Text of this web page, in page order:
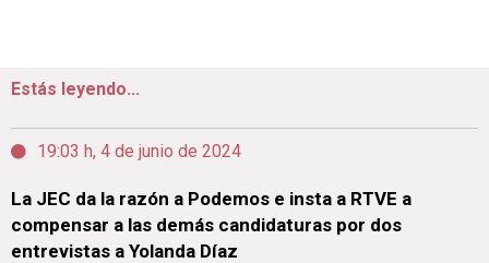
Estás leyendo...
19:03 h, 4 de junio de 2024
La JEC da la razón a Podemos e insta a RTVE a
compensar a las demás candidaturas por dos
entrevistas a Yolanda Díaz